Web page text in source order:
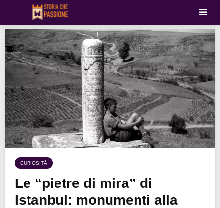
CURIOSITÀ
Le “pietre di mira” di
Istanbul: monumenti alla